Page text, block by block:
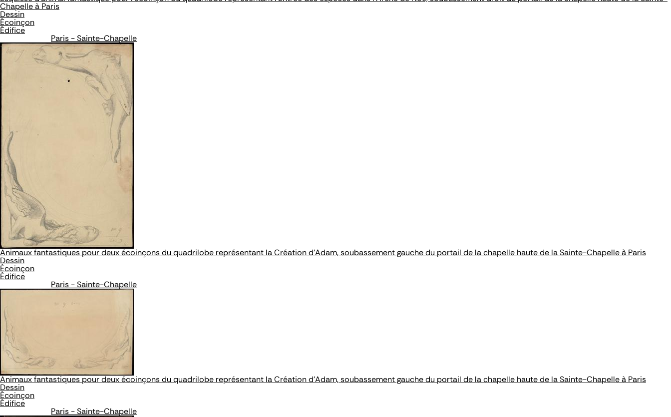
Chapelle à Paris
Dessin
Écoinçon
Édifice
Paris - Sainte-Chapelle
Animaux fantastiques pour deux écoinçons du quadrilobe représentant la Création d’Adam, soubassement gauche du portail de la chapelle haute de la Sainte-Chapelle à Paris
Dessin
Écoinçon
Édifice
Paris - Sainte-Chapelle
Animaux fantastiques pour deux écoinçons du quadrilobe représentant la Création d'Adam, soubassement gauche du portail de la chapelle haute de la Sainte-Chapelle à Paris
Dessin
Écoinçon
Édifice
Paris - Sainte-Chapelle